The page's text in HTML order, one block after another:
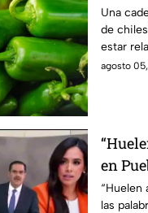
por
Una
de
estar
agosto
en
en un
“Huelen
las